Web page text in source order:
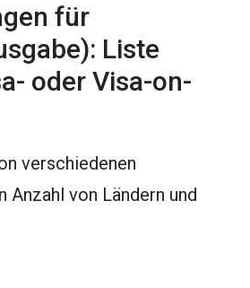
für
Liste
oder Visa-on-
verschiedenen
von Ländern und